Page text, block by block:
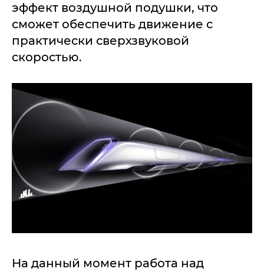
эффект воздушной подушки, что
сможет обеспечить движение с
практически сверхзвуковой
скоростью.
На данный момент работа над